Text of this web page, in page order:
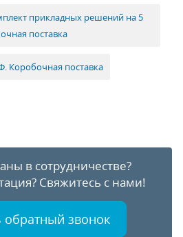
прикладных решений на 5
поставка
Коробочная поставка
в сотрудничестве?
Свяжитесь с нами!
обратный звонок